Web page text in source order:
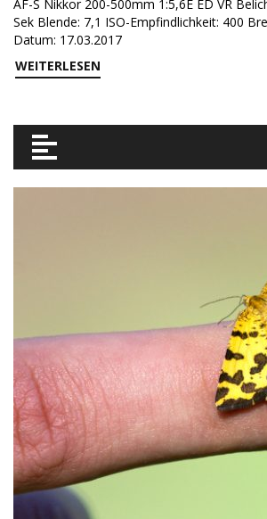
AF-S Nikkor 200-500mm 1:5,6E ED VR
Sek Blende: 7,1 ISO-Empfindlichkeit: 400
Datum: 17.03.2017
WEITERLESEN